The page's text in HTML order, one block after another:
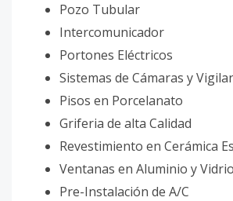
Pozo Tubular
Intercomunicador
Portones Eléctricos
Sistemas de Cámaras y
Pisos en Porcelanato
Griferia de alta Calidad
Revestimiento en Cerámica
Ventanas en Aluminio y Vidrio
Pre-Instalación de A/C